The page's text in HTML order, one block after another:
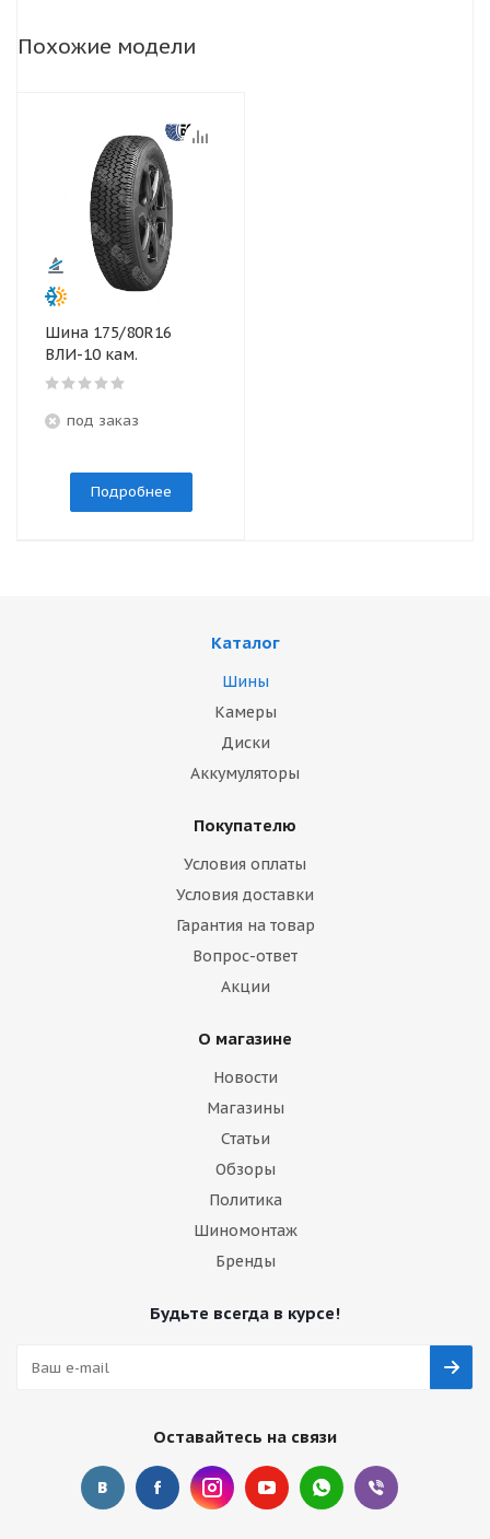
Похожие модели
Шина 175/80R16
ВЛИ-10 кам.
под заказ
Подробнее
Каталог
Шины
Камеры
Диски
Аккумуляторы
Покупателю
Условия оплаты
Условия доставки
Гарантия на товар
Вопрос-ответ
Акции
О магазине
Новости
Магазины
Статьи
Обзоры
Политика
Шиномонтаж
Бренды
Будьте всегда в курсе!
Оставайтесь на связи